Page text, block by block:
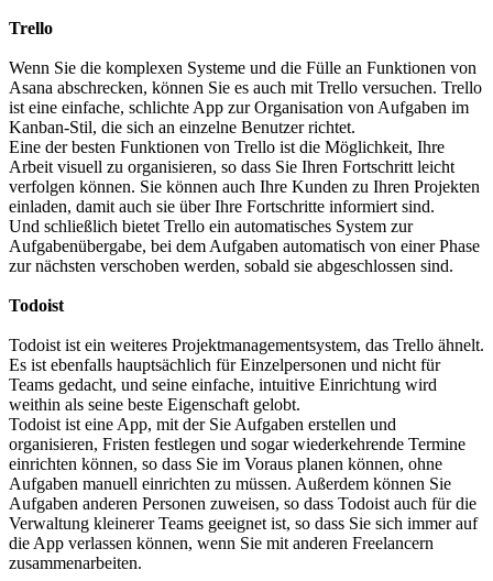
Trello
Wenn Sie die komplexen Systeme und die Fülle an Funktionen von
Asana abschrecken, können Sie es auch mit Trello versuchen. Trello
ist eine einfache, schlichte App zur Organisation von Aufgaben im
Kanban-Stil, die sich an einzelne Benutzer richtet.
Eine der besten Funktionen von Trello ist die Möglichkeit, Ihre
Arbeit visuell zu organisieren, so dass Sie Ihren Fortschritt leicht
verfolgen können. Sie können auch Ihre Kunden zu Ihren Projekten
einladen, damit auch sie über Ihre Fortschritte informiert sind.
Und schließlich bietet Trello ein automatisches System zur
Aufgabenübergabe, bei dem Aufgaben automatisch von einer Phase
zur nächsten verschoben werden, sobald sie abgeschlossen sind.
Todoist
Todoist ist ein weiteres Projektmanagementsystem, das Trello ähnelt.
Es ist ebenfalls hauptsächlich für Einzelpersonen und nicht für
Teams gedacht, und seine einfache, intuitive Einrichtung wird
weithin als seine beste Eigenschaft gelobt.
Todoist ist eine App, mit der Sie Aufgaben erstellen und
organisieren, Fristen festlegen und sogar wiederkehrende Termine
einrichten können, so dass Sie im Voraus planen können, ohne
Aufgaben manuell einrichten zu müssen. Außerdem können Sie
Aufgaben anderen Personen zuweisen, so dass Todoist auch für die
Verwaltung kleinerer Teams geeignet ist, so dass Sie sich immer auf
die App verlassen können, wenn Sie mit anderen Freelancern
zusammenarbeiten.